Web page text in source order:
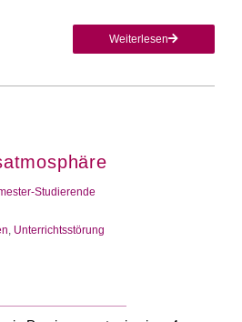
Weiterlesen
Studierende
Unterrichtsstörung